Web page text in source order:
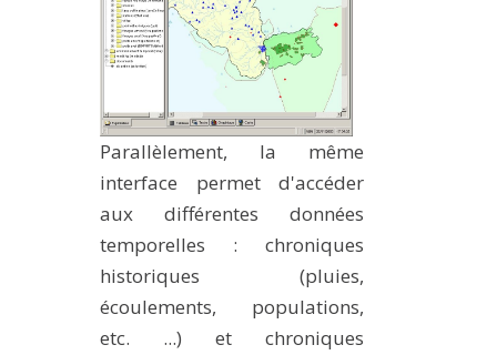
Parallèlement, la même
interface permet d'accéder
aux différentes données
temporelles : chroniques
historiques (pluies,
écoulements, populations,
etc. ...) et chroniques